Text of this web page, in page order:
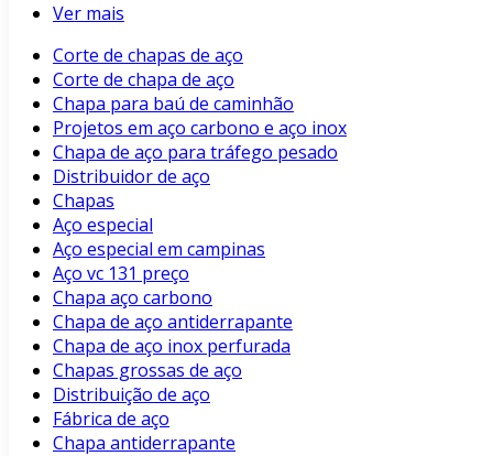
Ver mais
Corte de chapas de aço
Corte de chapa de aço
Chapa para baú de caminhão
Projetos em aço carbono e aço inox
Chapa de aço para tráfego pesado
Distribuidor de aço
Chapas
Aço especial
Aço especial em campinas
Aço vc 131 preço
Chapa aço carbono
Chapa de aço antiderrapante
Chapa de aço inox perfurada
Chapas grossas de aço
Distribuição de aço
Fábrica de aço
Chapa antiderrapante